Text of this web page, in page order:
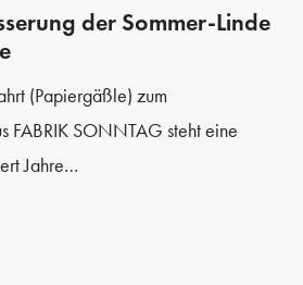
der Sommer-Linde
(Papiergäßle) zum
FABRIK SONNTAG steht eine
Jahre…